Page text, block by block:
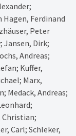
Hagen, Ferdinand
Peter
Jansen, Dirk;
Andreas;
Kuffer,
Marx,
Medack, Andreas;
Christian;
Carl; Schleker,